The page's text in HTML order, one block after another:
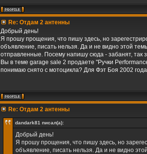
Re: Отдам 2 антенны
Добрый день!
Я прошу прощения, что пишу здесь, но
объявление, писать нельзя. Да и не видно этой
отправленные. Посему напишу сюда - забанят, так
Вы в теме garage sale 2 продаете "Ручки
понимаю снято с мотоцикла? Для Фэт Боя 2002
Re: Отдам 2 антенны
dandark81 писал(а):
Добрый день!
Я прошу прощения, что пишу здесь, но
объявление, писать нельзя. Да и не видно